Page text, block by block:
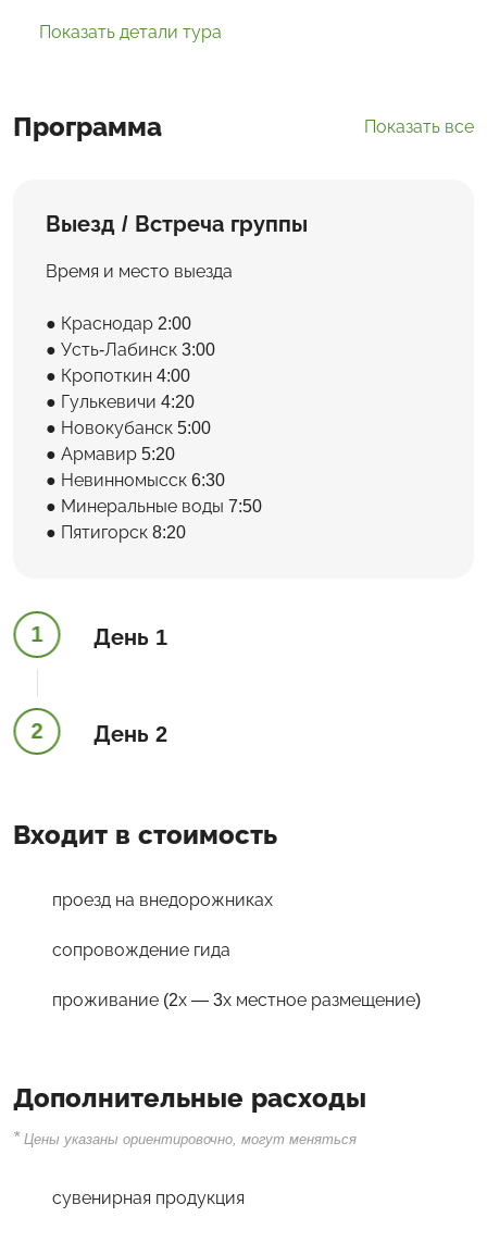
Показать детали тура
Программа Показать все
Выезд / Встреча группы
Время и место выезда
Краснодар 2:00
Усть-Лабинск 3:00
Кропоткин 4:00
Гулькевичи 4:20
Новокубанск 5:00
Армавир 5:20
Невинномысск 6:30
Минеральные воды 7:50
Пятигорск 8:20
1 День 1
2 День 2
Входит в стоимость
проезд на внедорожниках
сопровождение гида
проживание (2х — 3х местное размещение)
Дополнительные расходы
* Цены указаны ориентировочно, могут меняться
сувенирная продукция